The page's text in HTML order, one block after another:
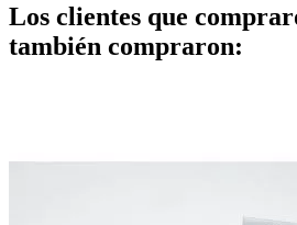
Los clientes que
también compraron: